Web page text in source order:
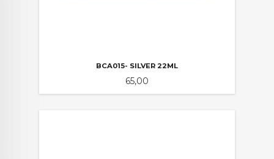
BCA015- SILVER 22ML
Pris
65,00